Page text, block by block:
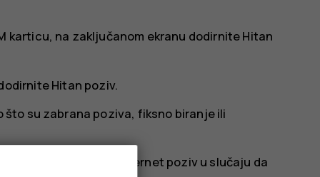
karticu, na zaključanom ekranu dodirniteHitan
Hitan poziv.
su zabrana poziva, fiksno biranje ili
pokušati da uputite internet poziv u slučaju da